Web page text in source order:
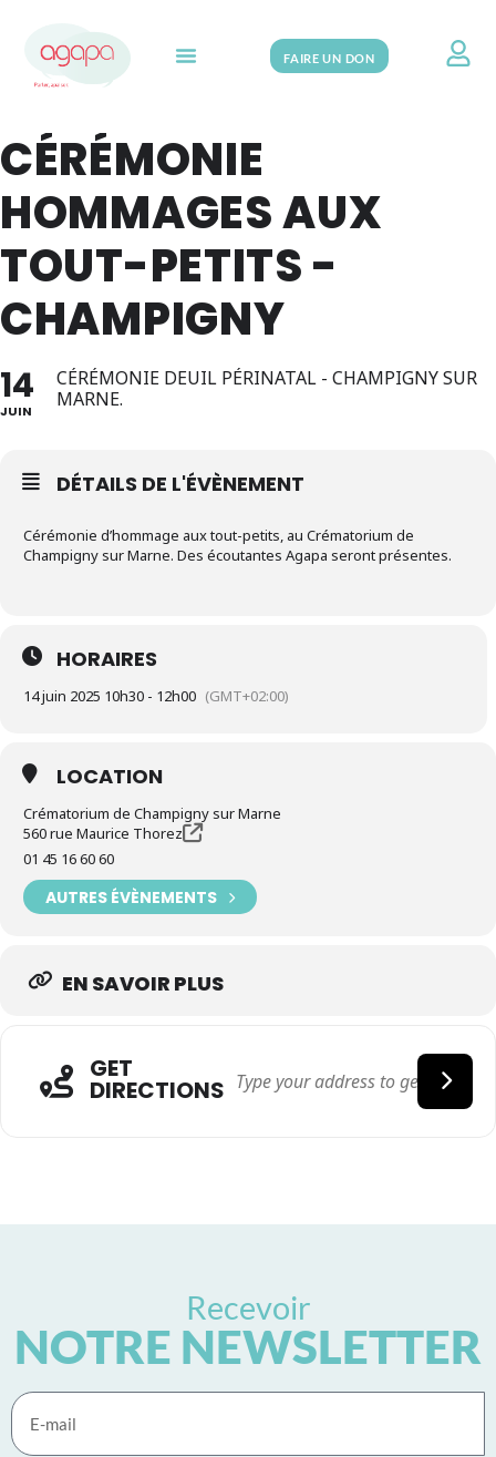
FAIRE UN DON
CÉRÉMONIE
HOMMAGES AUX
TOUT-PETITS -
CHAMPIGNY
14
JUIN
CÉRÉMONIE DEUIL PÉRINATAL - CHAMPIGNY SUR
MARNE.
DÉTAILS DE L'ÉVÈNEMENT
Cérémonie d’hommage aux tout-petits, au Crématorium de
Champigny sur Marne. Des écoutantes Agapa seront présentes.
HORAIRES
14 juin 2025 10h30 - 12h00 (GMT+02:00)
LOCATION
Crématorium de Champigny sur Marne
560 rue Maurice Thorez
01 45 16 60 60
AUTRES ÉVÈNEMENTS
EN SAVOIR PLUS
GET
DIRECTIONS
Recevoir
NOTRE NEWSLETTER